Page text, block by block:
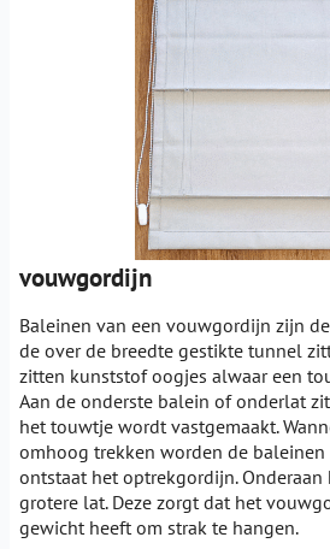
vouwgordijn
Baleinen van een vouwgordijn zijn
de over de breedte gestikte tunnel
zitten kunststof oogjes alwaar een
Aan de onderste balein of onderlat
het touwtje wordt vastgemaakt.
omhoog trekken worden de baleinen
ontstaat het optrekgordijn.
grotere lat. Deze zorgt dat het
gewicht heeft om strak te hangen.